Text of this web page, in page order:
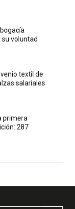
voluntad
textil de
salariales
primera
287